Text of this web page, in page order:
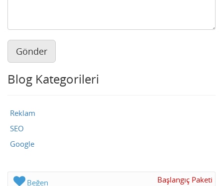
Gönder
Blog Kategorileri
Reklam
SEO
Google
Beğen Başlangıç Paketi